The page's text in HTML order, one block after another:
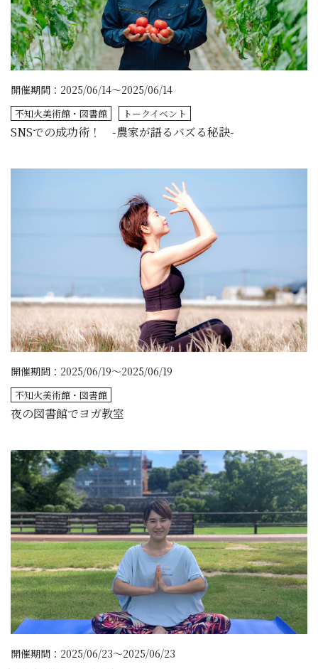
SNSでの成功術！ -農家が語るバズる秘訣-
開催期間：2025/06/14～2025/06/14
不知火美術館・図書館 トークイベント
夜の図書館でヨガ教室
開催期間：2025/06/19～2025/06/19
不知火美術館・図書館
開催期間：2025/06/23～2025/06/23